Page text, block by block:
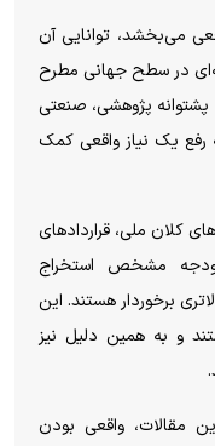
می‌بخشد، توانایی آن
در سطح جهانی مطرح
پشتوانه پژوهشی، صنعتی
رفع یک نیاز واقعی کمک
کلان ملی، قرارداد‌های
مشخص استخراج
برخوردار هستند. این
و به همین دلیل نیز
مقالات، واقعی بودن